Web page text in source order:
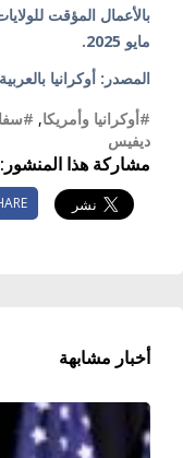
بالأعمال المؤقت
مايو 2025.
المصدر: أوكرانيا بالعربية
#أوكرانيا وأمريكا,
ديفيس
مشاركة هذا المنشور:
أخبار مشابهة